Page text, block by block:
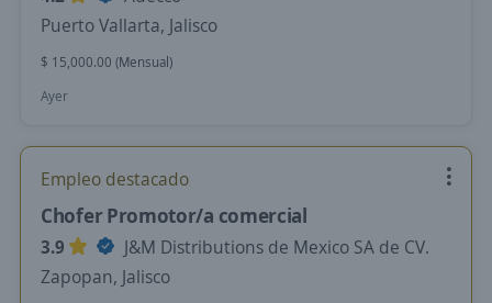
Puerto Vallarta, Jalisco
$ 15,000.00 (Mensual)
Ayer
Empleo destacado
Chofer Promotor/a comercial
3.9
J&M Distributions de Mexico SA de CV.
Zapopan, Jalisco